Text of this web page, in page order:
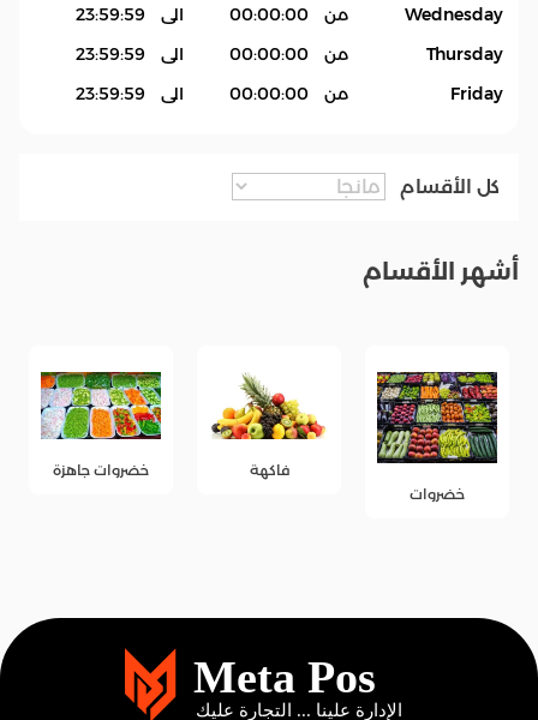
Wednesday
من 00:00:00 الى
23:59:59
Thursday
من 00:00:00 الى
23:59:59
Friday
من 00:00:00 الى 23:59:59
كل الأقسام
أشهر الأقسام
خضروات
فاكهة خضروات جاهزة